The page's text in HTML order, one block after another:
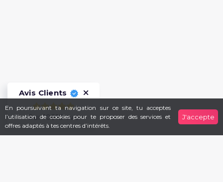
Avis Clients
Sur 10915 avis
En poursuivant ta navigation sur ce site, tu acceptes
l’utilisation de cookies pour te proposer des services et
offres adaptés à tes centres d’intérêts.
J'accepte